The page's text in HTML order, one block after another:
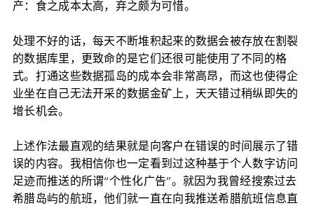
产：食之成本太高，弃之颇为可惜。
处理不好的话，每天不断堆积起来的数据会被存放在割裂
的数据库里，更致命的是它们还很可能使用了不同的格
式。打通这些数据孤岛的成本会非常高昂，而这也使得企
业坐在自己无法开采的数据金矿上，天天错过稍纵即失的
增长机会。
上述作法最直观的结果就是向客户在错误的时间展示了错
误的内容。我相信你也一定看到过这种基于个人数字访问
足迹而推送的所谓“个性化广告”。就因为我曾经搜索过去
希腊岛屿的航班，他们就一直在向我推送希腊航班信息直